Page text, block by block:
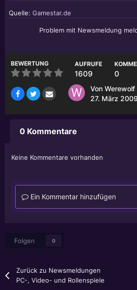
Quelle: Gamestar.de
Problem mit Newsmeldung
BEWERTUNG AUFRUFE
1609 0
Von Werewolf
27. März 2009
0 Kommentare
Keine Kommentare vorhanden
Ein Kommentar hinzufügen
Folgen 0
Zurück zu Newsmeldungen
PC-, Video- und Rollenspiele